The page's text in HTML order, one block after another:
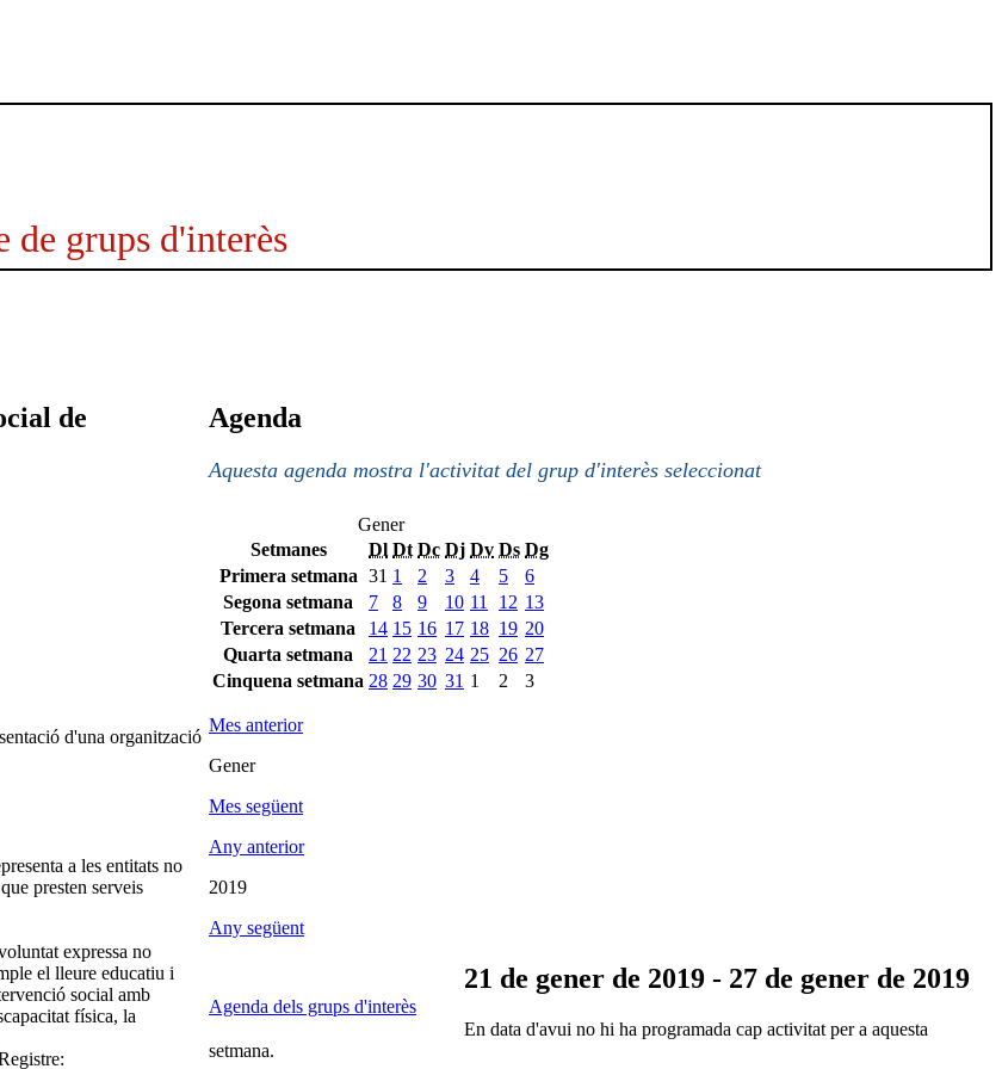
de grups d'interès
de
d'una organització
a les entitats no
presten serveis
expressa no
el lleure educatiu i
social amb
física, la
Agenda
Aquesta agenda mostra l'activitat del grup d'interès seleccionat
Gener
Setmanes
Dl Dt Dc Dj Dv Ds Dg
Primera setmana 31 1 2 3 4 5
6
Segona setmana
7 8 9 10 11 12 13
Tercera setmana
14 15 16 17 18 19 20
Quarta setmana
21 22 23 24 25 26 27
Cinquena setmana 28 29 30 31 1 2 3
Mes anterior
Gener
Mes següent
Any anterior
2019
Any següent
Agenda dels grups d'interès
21 de gener de 2019 - 27 de gener de 2019
En data d'avui no hi ha programada cap activitat per a aquesta
setmana.